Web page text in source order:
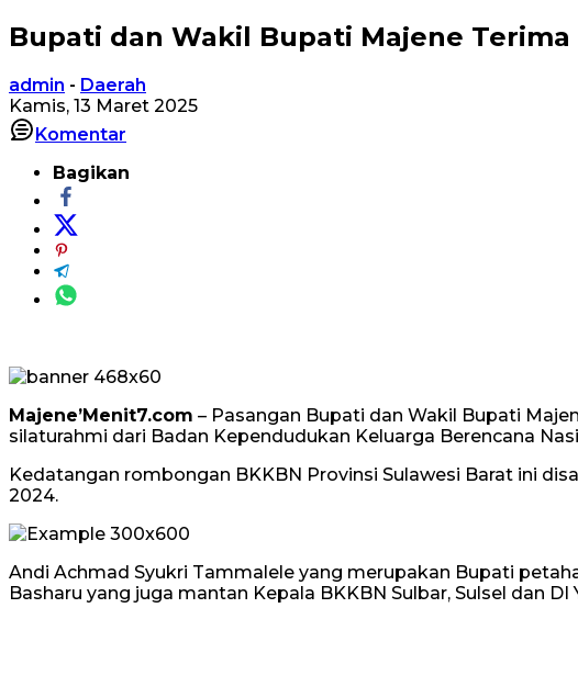
Bupati dan Wakil Bupati Majene
admin - Daerah
Kamis, 13 Maret 2025
Komentar
Bagikan
Majene’Menit7.com – Pasangan Bupati dan Wakil Bupati
silaturahmi dari Badan Kependudukan Keluarga Berencana
Kedatangan rombongan BKKBN Provinsi Sulawesi Barat ini
2024.
Andi Achmad Syukri Tammalele yang merupakan Bupati
Basharu yang juga mantan Kepala BKKBN Sulbar, Sulsel dan DI